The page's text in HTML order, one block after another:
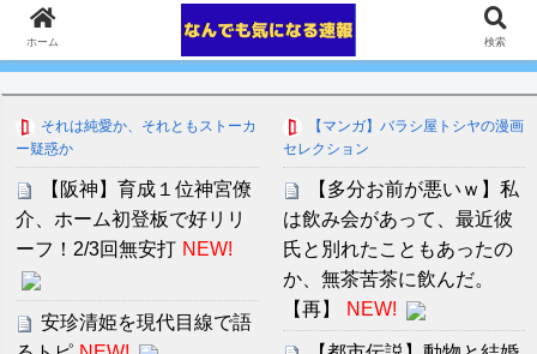
それは純愛か、それともストーカ
ー疑惑か
【阪神】育成１位神宮僚
介、ホーム初登板で好リリ
ーフ！2/3回無安打 NEW!
安珍清姫を現代目線で語
【マンガ】バラシ屋トシヤの漫画
セレクション
【多分お前が悪いｗ】私
は飲み会があって、最近彼
氏と別れたこともあったの
か、無茶苦茶に飲んだ。
【再】
NEW!
ホーム 検索